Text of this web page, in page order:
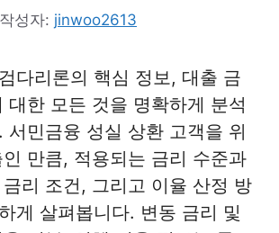
작성자: jinwoo2613
다리론의 핵심 정보, 대출 금
대한 모든 것을 명확하게 분석
서민금융 성실 상환 고객을 위
만큼, 적용되는 금리 수준과
리 조건, 그리고 이율 산정 방
게 살펴봅니다. 변동 금리 및